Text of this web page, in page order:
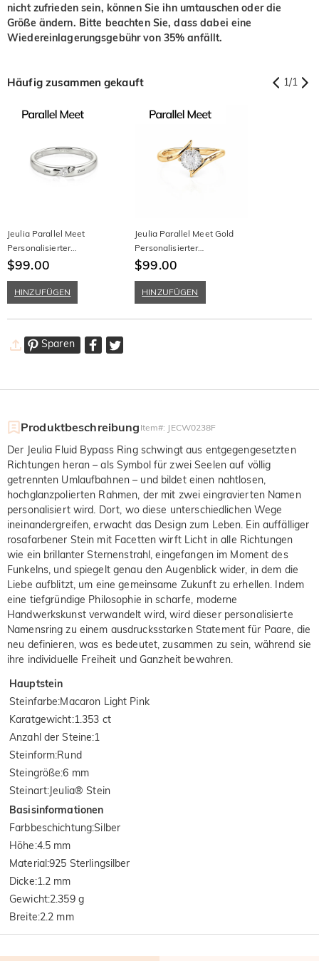
nicht zufrieden sein, können Sie ihn umtauschen oder die
Größe ändern. Bitte beachten Sie, dass dabei eine
Wiedereinlagerungsgebühr von 35% anfällt.
Häufig zusammen gekauft 1/1
Jeulia Parallel Meet
Personalisierter
Gravierbarer Herren Bypass
$99.00
HINZUFÜGEN
Jeulia Parallel Meet Gold
Personalisierter
Gravierbarer Bypass
Sternenstrahl-Schliff
$99.00
HINZUFÜGEN
Sparen
Produktbeschreibung Item#: JECW0238F
Der Jeulia Fluid Bypass Ring schwingt aus entgegengesetzten
Richtungen heran – als Symbol für zwei Seelen auf völlig
getrennten Umlaufbahnen – und bildet einen nahtlosen,
hochglanzpolierten Rahmen, der mit zwei eingravierten Namen
personalisiert wird. Dort, wo diese unterschiedlichen Wege
ineinandergreifen, erwacht das Design zum Leben. Ein auffälliger
rosafarbener Stein mit Facetten wirft Licht in alle Richtungen
wie ein brillanter Sternenstrahl, eingefangen im Moment des
Funkelns, und spiegelt genau den Augenblick wider, in dem die
Liebe aufblitzt, um eine gemeinsame Zukunft zu erhellen. Indem
eine tiefgründige Philosophie in scharfe, moderne
Handwerkskunst verwandelt wird, wird dieser personalisierte
Namensring zu einem ausdrucksstarken Statement für Paare, die
neu definieren, was es bedeutet, zusammen zu sein, während sie
ihre individuelle Freiheit und Ganzheit bewahren.
Hauptstein
Steinfarbe:Macaron Light Pink
Karatgewicht:1.353 ct
Anzahl der Steine:1
Steinform:Rund
Steingröße:6 mm
Steinart:Jeulia® Stein
Basisinformationen
Farbbeschichtung:Silber
Höhe:4.5 mm
Material:925 Sterlingsilber
Dicke:1.2 mm
Gewicht:2.359 g
Breite:2.2 mm